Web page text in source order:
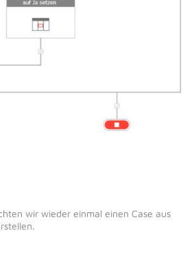
wir wieder einmal einen Case aus